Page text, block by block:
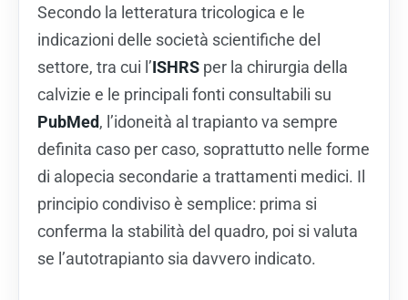
Secondo la letteratura tricologica e le
indicazioni delle società scientifiche del
settore, tra cui l’ISHRS per la chirurgia della
calvizie e le principali fonti consultabili su
PubMed, l’idoneità al trapianto va sempre
definita caso per caso, soprattutto nelle forme
di alopecia secondarie a trattamenti medici. Il
principio condiviso è semplice: prima si
conferma la stabilità del quadro, poi si valuta
se l’autotrapianto sia davvero indicato.